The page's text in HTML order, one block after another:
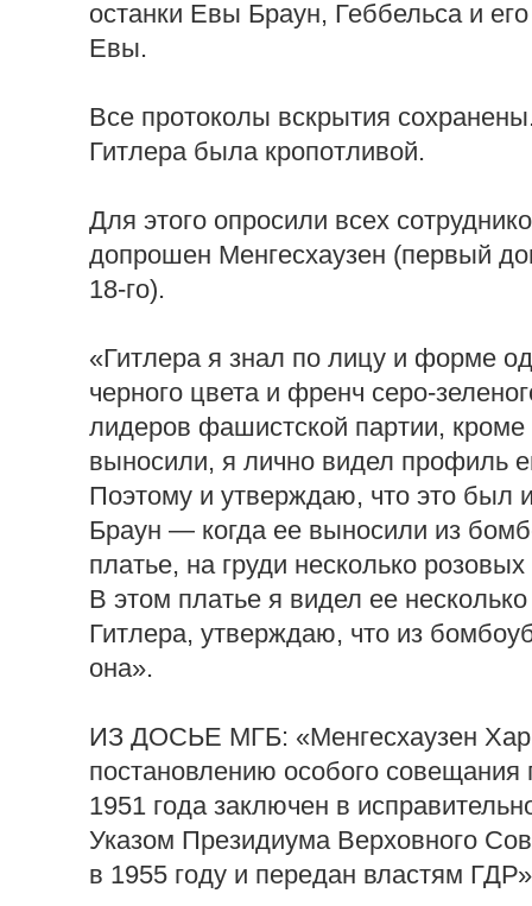
останки Евы Браун, Геббельса и
Евы.
Все протоколы вскрытия
Гитлера была кропотливой.
Для этого опросили всех
допрошен Менгесхаузен (первый
18-го).
«Гитлера я знал по лицу и форме
черного цвета и френч серо-
лидеров фашистской партии, кроме
выносили, я лично видел профиль
Поэтому и утверждаю, что это
Браун — когда ее выносили из
платье, на груди несколько
В этом платье я видел ее
Гитлера, утверждаю, что из
она».
ИЗ ДОСЬЕ МГБ: «Менгесхаузен
постановлению особого
1951 года заключен в
Указом Президиума Верховного
в 1955 году и передан властям